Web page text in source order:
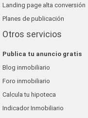
Landing page alta conversión
Planes de publicación
Otros servicios
Publica tu anuncio gratis
Blog inmobiliario
Foro inmobiliario
Calcula tu hipoteca
Indicador Inmobiliario